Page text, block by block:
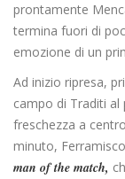
prontamente
termina fuori di
emozione di un
Ad inizio ripresa,
campo di Traditi al
freschezza a
minuto,
man of the match,